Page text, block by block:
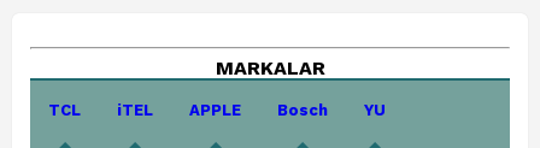
MARKALAR
TCL iTEL APPLE Bosch YU